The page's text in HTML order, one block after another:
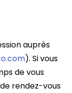
auprès
). Si vous
de vous
rendez-vous